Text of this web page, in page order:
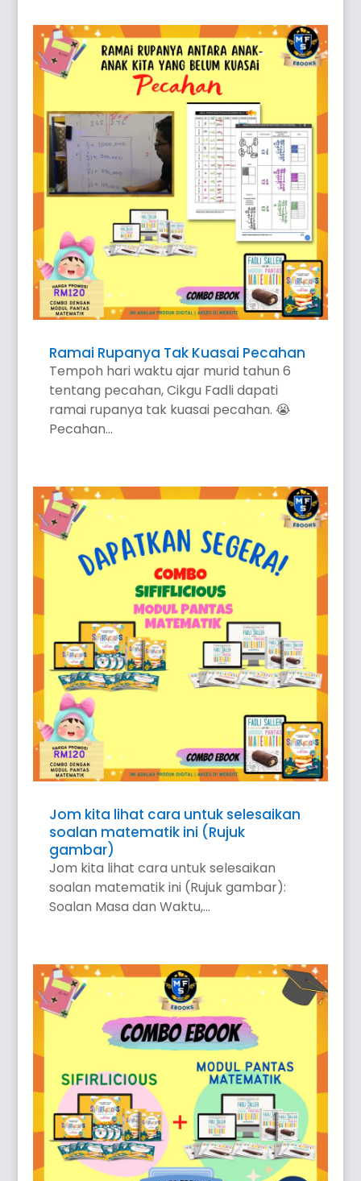
Ramai Rupanya Tak Kuasai Pecahan
Tempoh hari waktu ajar murid tahun 6
tentang pecahan, Cikgu Fadli dapati
ramai rupanya tak kuasai pecahan. 😭
Pecahan...
Jom kita lihat cara untuk selesaikan
soalan matematik ini (Rujuk
gambar)
Jom kita lihat cara untuk selesaikan
soalan matematik ini (Rujuk gambar):
Soalan Masa dan Waktu,...